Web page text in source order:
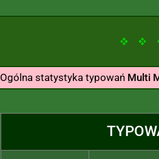
Ogólna statystyka typowań Multi